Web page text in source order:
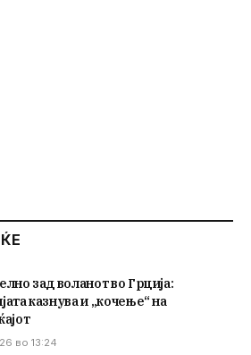
зад воланот во Грција:
казнува и „кочење“ на
во 13:24